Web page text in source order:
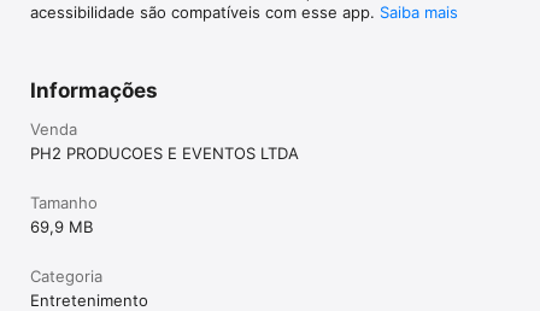
acessibilidade são compatíveis com esse app. Saiba mais
Informações
Venda
PH2 PRODUCOES E EVENTOS LTDA
Tamanho
69,9 MB
Categoria
Entreteni­mento